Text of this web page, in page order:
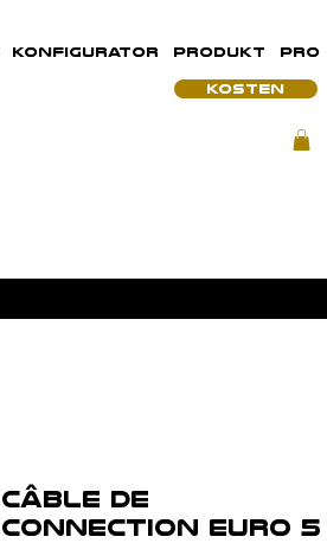
KONFIGURATOR PRODUKT PRO
KOSTEN
Câble de
connection EURO 5